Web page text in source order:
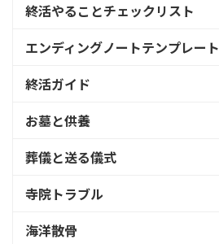
終活やることチェックリスト
エンディングノートテンプレート
終活ガイド
お墓と供養
葬儀と送る儀式
寺院トラブル
海洋散骨